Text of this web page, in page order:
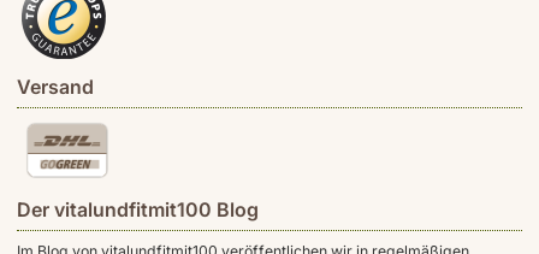
Versand
Der vitalundfitmit100 Blog